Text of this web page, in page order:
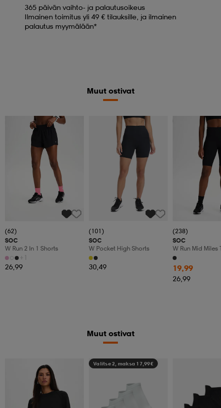
365 päivän vaihto- ja palautusoikeus
Ilmainen toimitus yli 49 € tilauksille, ja ilmainen
palautus myymälään*
Muut ostivat
(62)
SOC
W Run 2 In 1 Shorts
+1
26,99
(101)
SOC
W Pocket High Shorts
30,49
(238)
SOC
W Run Mid Miles
19,99
26,99
Muut ostivat
Valitse 2, maksa 17,99€